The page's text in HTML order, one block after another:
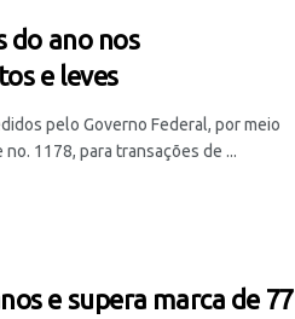
do ano nos
e leves
pelo Governo Federal, por meio
1178, para transações de ...
e supera marca de 77